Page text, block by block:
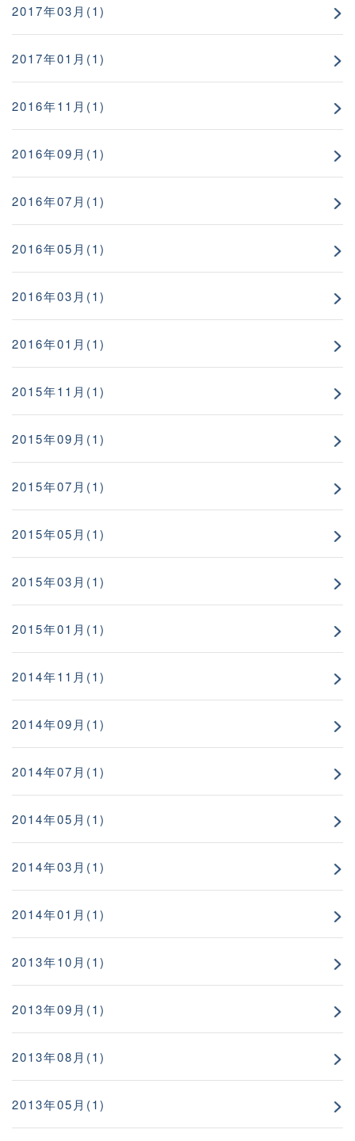
2017年03月(1)
2017年01月(1)
2016年11月(1)
2016年09月(1)
2016年07月(1)
2016年05月(1)
2016年03月(1)
2016年01月(1)
2015年11月(1)
2015年09月(1)
2015年07月(1)
2015年05月(1)
2015年03月(1)
2015年01月(1)
2014年11月(1)
2014年09月(1)
2014年07月(1)
2014年05月(1)
2014年03月(1)
2014年01月(1)
2013年10月(1)
2013年09月(1)
2013年08月(1)
2013年05月(1)